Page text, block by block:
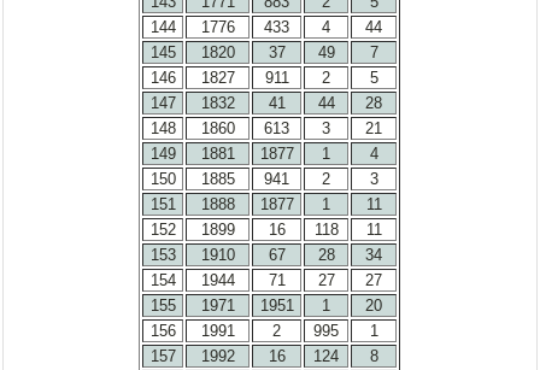
144
1776 433 4
44
145
1820 37 49
7
146
1827 911 2
5
147
1832 41 44
28
148
1860 613 3
21
149
1881 1877 1
4
150
1885 941 2
3
151
1888 1877 1
11
152
1899 16 118
11
153
1910 67 28
34
154
1944 71 27
27
155
1971 1951 1
20
156
1991 2 995
1
157
1992 16 124
8